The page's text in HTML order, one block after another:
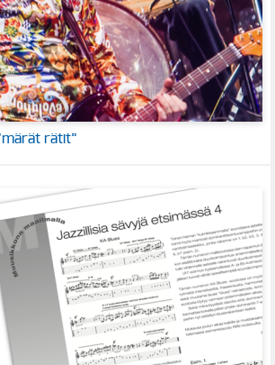
rätit”